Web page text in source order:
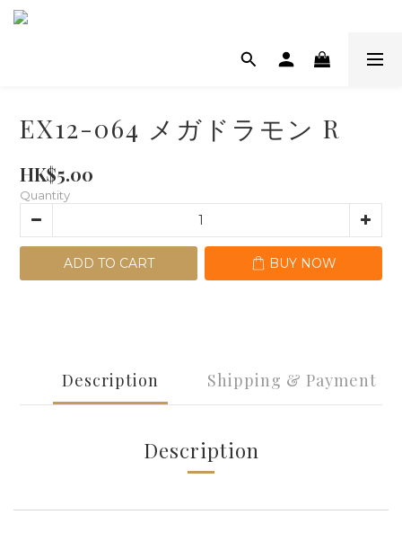
EX12-064 メガドラモン R
HK$5.00
Quantity
ADD TO CART BUY NOW
Description Shipping & Payment
Description